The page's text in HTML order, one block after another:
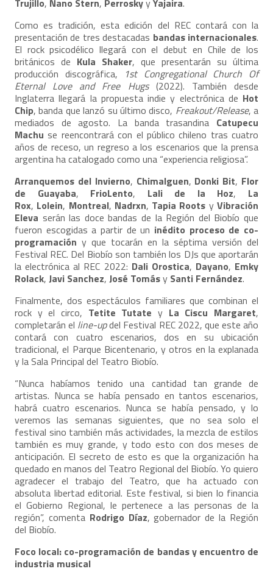
Como es tradición, esta edición del REC contará con la
presentación de tres destacadas bandas internacionales.
El rock psicodélico llegará con el debut en Chile de los
británicos de Kula Shaker, que presentarán su última
producción discográfica,
1st Congregational Church Of
Eternal Love and Free Hugs (2022). También desde
Inglaterra llegará la propuesta indie y electrónica de Hot
Chip, banda que lanzó su último disco, Freakout/Release, a
mediados de agosto. La banda trasandina Catupecu
Machu se reencontrará con el público chileno tras cuatro
años de receso, un regreso a los escenarios que la prensa
argentina ha catalogado como una “experiencia religiosa”.
Arranquemos del Invierno, Chimalguen, Donki Bit, Flor
de Guayaba, FrioLento, Lali de la Hoz, La
Rox, Lolein, Montreal, Nadrxn, Tapia Roots yVibración
Eleva serán las doce bandas de la Región del Biobío que
fueron escogidas a partir de un inédito proceso de co-
programación y que tocarán en la séptima versión del
Festival REC. Del Biobío son también los DJs que aportarán
la electrónica al REC 2022: Dali Orostica, Dayano, Emky
Rolack, Javi Sanchez, José Tomásy Santi Fernández.
Finalmente, dos espectáculos familiares que combinan el
rock y el circo, Tetite Tutate y La Ciscu Margaret,
completarán el line-updel Festival REC 2022, que este año
contará con cuatro escenarios, dos en su ubicación
tradicional, el Parque Bicentenario, y otros en la explanada
y la Sala Principal del Teatro Biobío.
“Nunca habíamos tenido una cantidad tan grande de
artistas. Nunca se había pensado en tantos escenarios,
habrá cuatro escenarios. Nunca se había pensado, y lo
veremos las semanas siguientes, que no sea solo el
festival sino también más actividades, la mezcla de estilos
también es muy grande, y todo esto con dos meses de
anticipación. El secreto de esto es que la organización ha
quedado en manos del Teatro Regional del Biobío. Yo quiero
agradecer el trabajo del Teatro, que ha actuado con
absoluta libertad editorial. Este festival, si bien lo financia
el Gobierno Regional, le pertenece a las personas de la
región”, comenta Rodrigo Díaz, gobernador de la Región
del Biobío.
Foco local: co-programación de bandas y encuentro de
industria musical